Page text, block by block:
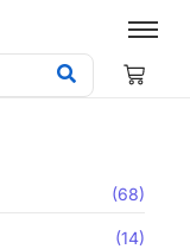
(68)
(14)